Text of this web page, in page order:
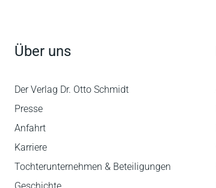
Über uns
Der Verlag Dr. Otto Schmidt
Presse
Anfahrt
Karriere
Tochterunternehmen & Beteiligungen